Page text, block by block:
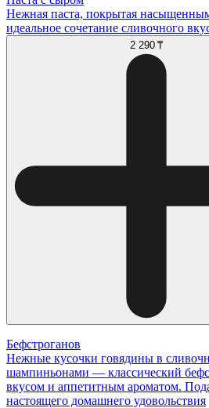
Нежная паста, покрытая
идеальное сочетание сливочного
2 290 ₸
Бефстроганов
Нежные кусочки говядины в
шампиньонами — классический
вкусом и аппетитным ароматом.
настоящего домашнего удовольствия